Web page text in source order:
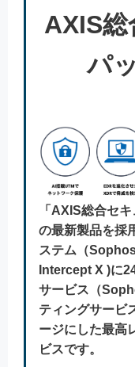
AXIS
パ
「AXIS総合セ
の最新製品を採
ステム（
Intercept X )に
サービス（
ティングサービ
ージにした最高
ビスです。